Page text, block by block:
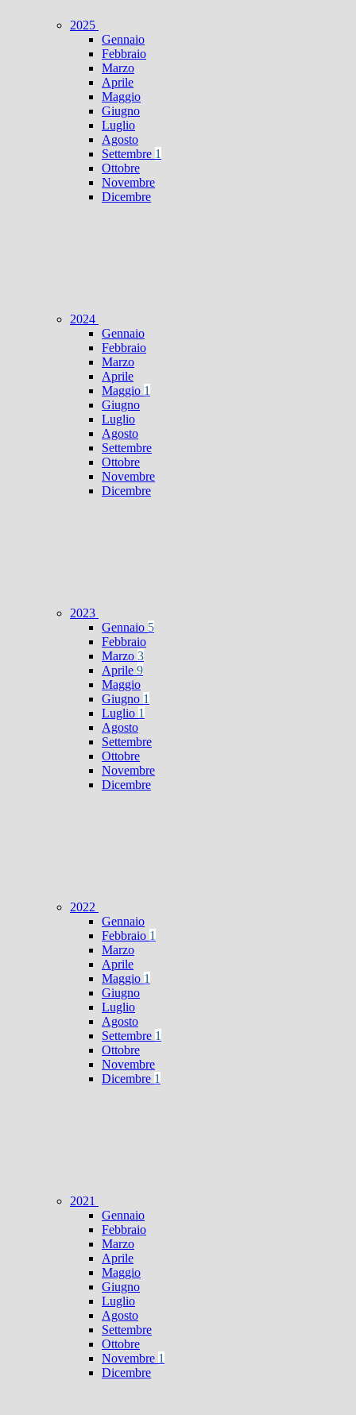
2025
Gennaio
Febbraio
Marzo
Aprile
Maggio
Giugno
Luglio
Agosto
Settembre 1
Ottobre
Novembre
Dicembre
2024
Gennaio
Febbraio
Marzo
Aprile
Maggio 1
Giugno
Luglio
Agosto
Settembre
Ottobre
Novembre
Dicembre
2023
Gennaio 5
Febbraio
Marzo 3
Aprile 9
Maggio
Giugno 1
Luglio 1
Agosto
Settembre
Ottobre
Novembre
Dicembre
2022
Gennaio
Febbraio 1
Marzo
Aprile
Maggio 1
Giugno
Luglio
Agosto
Settembre 1
Ottobre
Novembre
Dicembre 1
2021
Gennaio
Febbraio
Marzo
Aprile
Maggio
Giugno
Luglio
Agosto
Settembre
Ottobre
Novembre 1
Dicembre